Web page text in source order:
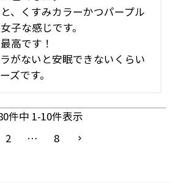
、くすみカラーかつパープル
子な感じです。
高です！
がないと安眠できないくらい
ズです。
件中 1-10件表示
2 … 8